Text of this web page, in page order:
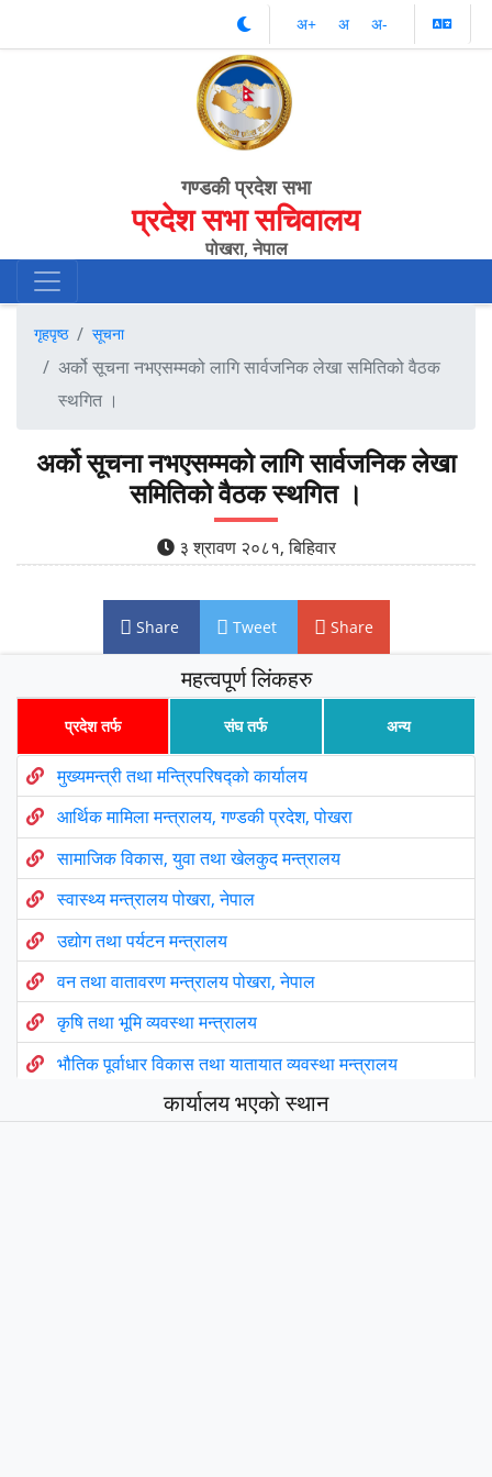
अ‌‌+ अ‌ अ‌-
गण्डकी प्रदेश सभा
प्रदेश सभा सचिवालय
पोखरा, नेपाल
गृहपृष्ठ सूचना
अर्को सूचना नभएसम्मको लागि सार्वजनिक लेखा समितिको वैठक
स्थगित ।
अर्को सूचना नभएसम्मको लागि सार्वजनिक लेखा
समितिको वैठक स्थगित ।
३ श्रावण २०८१, बिहिवार
Share Tweet Share
महत्वपूर्ण लिंकहरु
प्रदेश तर्फ संघ तर्फ अन्य
मुख्यमन्त्री तथा मन्त्रिपरिषद्को कार्यालय
आर्थिक मामिला मन्त्रालय, गण्डकी प्रदेश, पोखरा
सामाजिक विकास, युवा तथा खेलकुद मन्त्रालय
स्वास्थ्य मन्त्रालय पोखरा, नेपाल
उद्योग तथा पर्यटन मन्त्रालय
वन तथा वातावरण मन्त्रालय पोखरा, नेपाल
कृषि तथा भूमि व्यवस्था मन्त्रालय
भौतिक पूर्वाधार विकास तथा यातायात व्यवस्था मन्त्रालय
उर्जा, जलस्रोत तथा खानेपानी मन्त्रालय
कार्यालय भएकाे स्थान